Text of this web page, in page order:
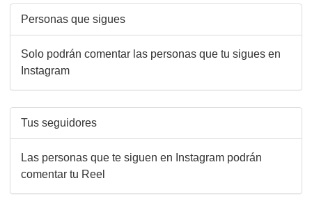
Personas que sigues
Solo podrán comentar las personas que tu sigues en
Instagram
Tus seguidores
Las personas que te siguen en Instagram podrán
comentar tu Reel